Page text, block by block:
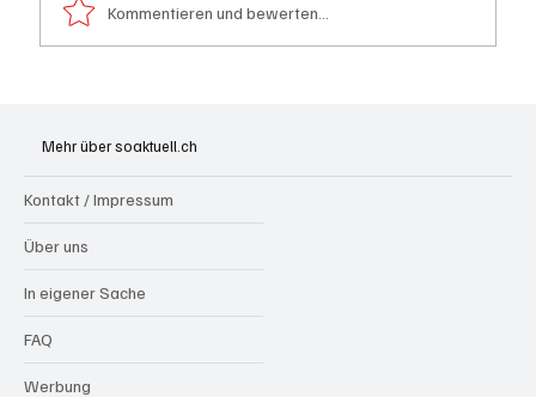
gesucht)
Kommentieren und bewerten...
Mehr über soaktuell.ch
Kontakt / Impressum
Über uns
In eigener Sache
FAQ
Werbung